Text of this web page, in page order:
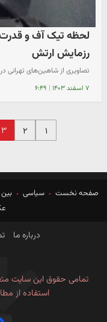
رزمایش ارتش
تصاویری از شاهین‌های تهرانی در
۷ اسفند ۱۴۰۳ | ۶:۴۹
۱ ۲ ۳
صفحه نخست سیاسی
درباره ما
تمامی حقوق این سایت
استفاده از